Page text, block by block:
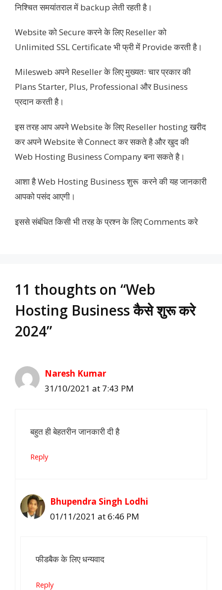
निश्चित समयांतराल में backup लेती रहती है।
Website को Secure करने के लिए Reseller को
Unlimited SSL Certificate भी फ्री में Provide करती है।
Milesweb अपने Reseller के लिए मुख्यतः चार प्रकार की
Plans Starter, Plus, Professional और Business
प्रदान करती है।
इस तरह आप अपने Website के लिए Reseller hosting खरीद
कर अपने Website से Connect कर सकते है और खुद की
Web Hosting Business Company बना सकते है।
आशा है Web Hosting Business शुरू करने की यह जानकारी
आपको पसंद आएगी।
इससे संबंधित किसी भी तरह के प्रश्न के लिए Comments करे
11 thoughts on “Web
Hosting Business कैसे शुरू करे
2024”
Naresh Kumar
31/10/2021 at 7:43 PM
बहुत ही बेहतरीन जानकारी दी है
Reply
Bhupendra Singh Lodhi
01/11/2021 at 6:46 PM
फीडबैक के लिए धन्यवाद
Reply